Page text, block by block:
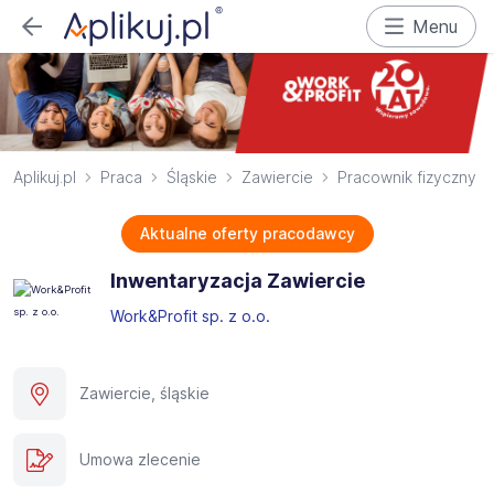
Menu
Aplikuj.pl Praca Śląskie Zawiercie Pracownik fizyczny
Aktualne oferty pracodawcy
Inwentaryzacja Zawiercie
Work&Profit sp. z o.o.
Zawiercie, śląskie
Umowa zlecenie